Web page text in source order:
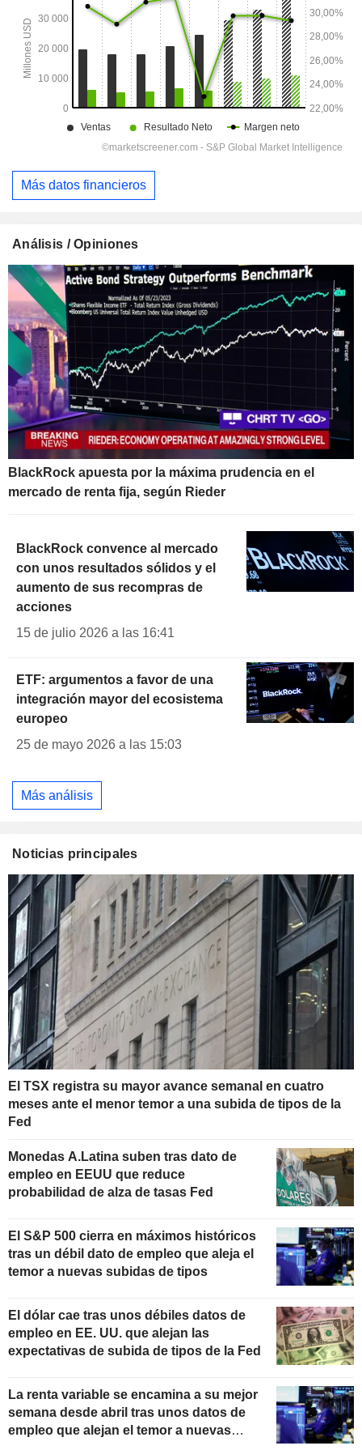
Más datos financieros
Análisis / Opiniones
BlackRock apuesta por la máxima prudencia en el
mercado de renta fija, según Rieder
BlackRock convence al mercado
con unos resultados sólidos y el
aumento de sus recompras de
acciones
15 de julio 2026 a las 16:41
ETF: argumentos a favor de una
integración mayor del ecosistema
europeo
25 de mayo 2026 a las 15:03
Más análisis
Noticias principales
El TSX registra su mayor avance semanal en cuatro
meses ante el menor temor a una subida de tipos de la
Fed
Monedas A.Latina suben tras dato de
empleo en EEUU que reduce
probabilidad de alza de tasas Fed
El S&P 500 cierra en máximos históricos
tras un débil dato de empleo que aleja el
temor a nuevas subidas de tipos
El dólar cae tras unos débiles datos de
empleo en EE. UU. que alejan las
expectativas de subida de tipos de la Fed
La renta variable se encamina a su mejor
semana desde abril tras unos datos de
empleo que alejan el temor a nuevas